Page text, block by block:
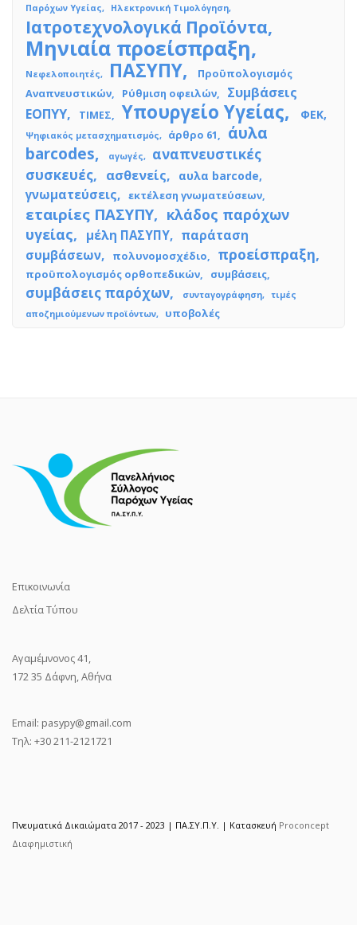
Παρόχων Υγείας
Ηλεκτρονική Τιμολόγηση
Ιατροτεχνολογικά Προϊόντα
Μηνιαία προείσπραξη
Νεφελοποιητές ΠΑΣΥΠΥ
Προϋπολογισμός
Αναπνευστικών
Ρύθμιση οφειλών
Συμβάσεις
ΕΟΠΥΥ
ΤΙΜΕΣ Υπουργείο Υγείας ΦΕΚ
Ψηφιακός μετασχηματισμός άρθρο 61
άυλα
barcodes
αγωγές
αναπνευστικές
συσκευές
ασθενείς αυλα barcode
γνωματεύσεις εκτέλεση γνωματεύσεων
εταιρίες ΠΑΣΥΠΥ
κλάδος παρόχων
υγείας
μέλη ΠΑΣΥΠΥ
παράταση
συμβάσεων
πολυνομοσχέδιο προείσπραξη
προϋπολογισμός ορθοπεδικών συμβάσεις
συμβάσεις παρόχων συνταγογράφηση
τιμές
αποζημιούμενων προϊόντων
υποβολές
Επικοινωνία
Δελτία Τύπου
Αγαμέμνονος 41,
172 35 Δάφνη, Αθήνα
Email: pasypy@gmail.com
Τηλ: +30 211-2121721
Πνευματικά Δικαιώματα 2017 - 2023 | ΠΑ.ΣΥ.Π.Υ. | Κατασκευή Proconcept
Διαφημιστική